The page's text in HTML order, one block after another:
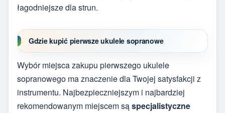
łagodniejsze dla strun.
Gdzie kupić pierwsze ukulele sopranowe
Wybór miejsca zakupu pierwszego ukulele
sopranowego ma znaczenie dla Twojej satysfakcji z
instrumentu. Najbezpieczniejszym i najbardziej
rekomendowanym miejscem sąspecjalistyczne